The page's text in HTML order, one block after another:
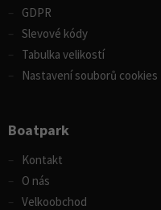
GDPR
Slevové kódy
Tabulka velikostí
Nastavení souborů cookies
Boatpark
Kontakt
O nás
Velkoobchod